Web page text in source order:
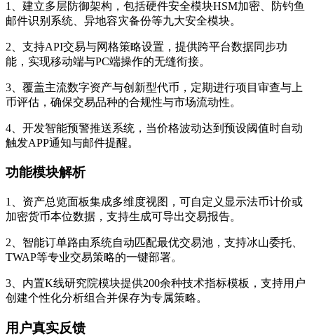
1、建立多层防御架构，包括硬件安全模块HSM加密、防钓鱼
邮件识别系统、异地容灾备份等九大安全模块。
2、支持API交易与网格策略设置，提供跨平台数据同步功
能，实现移动端与PC端操作的无缝衔接。
3、覆盖主流数字资产与创新型代币，定期进行项目审查与上
币评估，确保交易品种的合规性与市场流动性。
4、开发智能预警推送系统，当价格波动达到预设阈值时自动
触发APP通知与邮件提醒。
功能模块解析
1、资产总览面板集成多维度视图，可自定义显示法币计价或
加密货币本位数据，支持生成可导出交易报告。
2、智能订单路由系统自动匹配最优交易池，支持冰山委托、
TWAP等专业交易策略的一键部署。
3、内置K线研究院模块提供200余种技术指标模板，支持用户
创建个性化分析组合并保存为专属策略。
用户真实反馈